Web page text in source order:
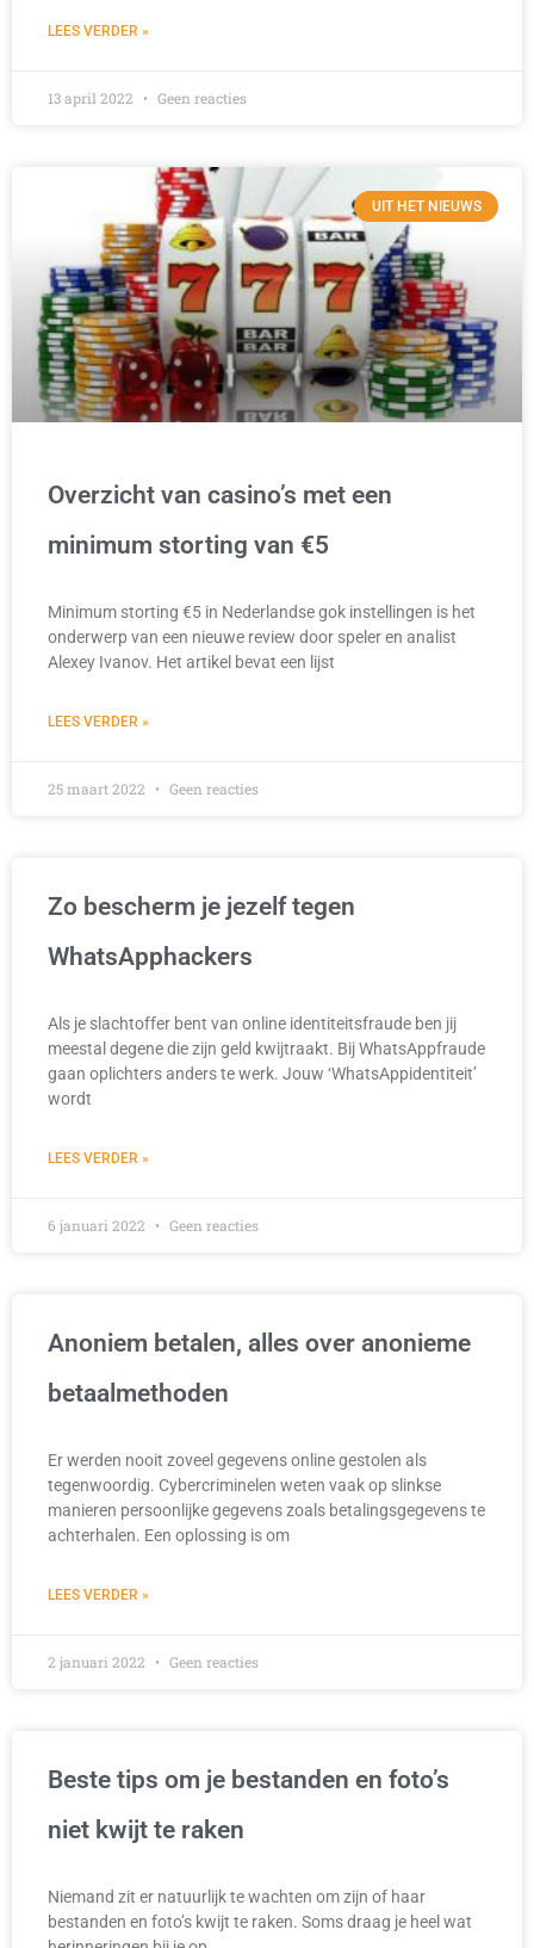
LEES VERDER »
13 april 2022 Geen reacties
UIT HET NIEUWS
Overzicht van casino’s met een
minimum storting van €5
Minimum storting €5 in Nederlandse gok instellingen is het
onderwerp van een nieuwe review door speler en analist
Alexey Ivanov. Het artikel bevat een lijst
LEES VERDER »
25 maart 2022 Geen reacties
Zo bescherm je jezelf tegen
WhatsApphackers
Als je slachtoffer bent van online identiteitsfraude ben jij
meestal degene die zijn geld kwijtraakt. Bij WhatsAppfraude
gaan oplichters anders te werk. Jouw ‘WhatsAppidentiteit’
wordt
LEES VERDER »
6 januari 2022 Geen reacties
Anoniem betalen, alles over anonieme
betaalmethoden
Er werden nooit zoveel gegevens online gestolen als
tegenwoordig. Cybercriminelen weten vaak op slinkse
manieren persoonlijke gegevens zoals betalingsgegevens te
achterhalen. Een oplossing is om
LEES VERDER »
2 januari 2022 Geen reacties
Beste tips om je bestanden en foto’s
niet kwijt te raken
Niemand zit er natuurlijk te wachten om zijn of haar
bestanden en foto’s kwijt te raken. Soms draag je heel wat